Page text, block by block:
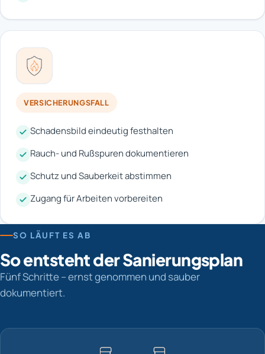
VERSICHERUNGSFALL
Schadensbild eindeutig festhalten
Rauch- und Rußspuren dokumentieren
Schutz und Sauberkeit abstimmen
Zugang für Arbeiten vorbereiten
SO LÄUFT ES AB
So entsteht der Sanierungsplan
Fünf Schritte – ernst genommen und sauber
dokumentiert.